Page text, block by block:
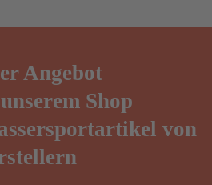
Angebot
Shop
von